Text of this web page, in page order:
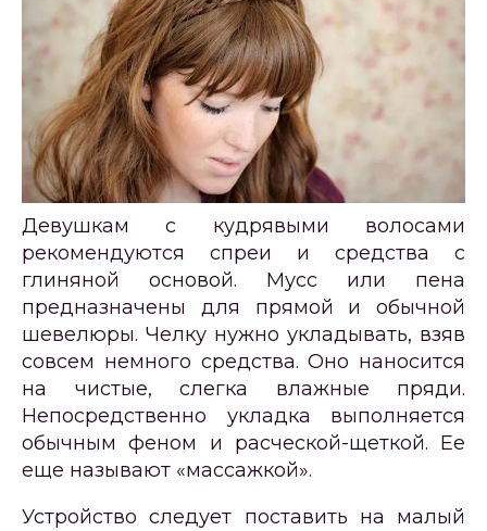
Девушкам с кудрявыми волосами
рекомендуются спреи и средства с
глиняной основой. Мусс или пена
предназначены для прямой и обычной
шевелюры. Челку нужно укладывать, взяв
совсем немного средства. Оно наносится
на чистые, слегка влажные пряди.
Непосредственно укладка выполняется
обычным феном и расческой-щеткой. Ее
еще называют «массажкой».
Устройство следует поставить на малый